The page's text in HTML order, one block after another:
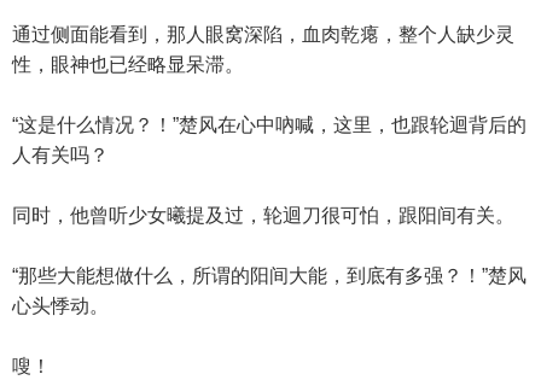
通过侧面能看到，那人眼窝深陷，血肉乾瘪，整个人缺少灵
性，眼神也已经略显呆滞。
“这是什么情况？！”楚风在心中吶喊，这里，也跟轮迴背后的
人有关吗？
同时，他曾听少女曦提及过，轮迴刀很可怕，跟阳间有关。
“那些大能想做什么，所谓的阳间大能，到底有多强？！”楚风
心头悸动。
嗖！